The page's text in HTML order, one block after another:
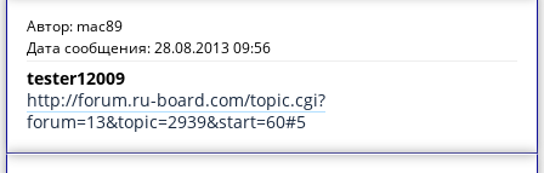
Автор: mac89
Дата сообщения: 28.08.2013 09:56
tester12009
http://forum.ru-board.com/topic.cgi?
forum=13&topic=2939&start=60#5